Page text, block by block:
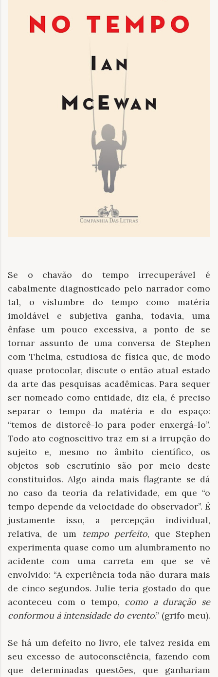
Se o chavão do tempo irrecuperável é
cabalmente diagnosticado pelo narrador como
tal, o vislumbre do tempo como matéria
imoldável e subjetiva ganha, todavia, uma
ênfase um pouco excessiva, a ponto de se
tornar assunto de uma conversa de Stephen
com Thelma, estudiosa de física que, de modo
quase protocolar, discute o então atual estado
da arte das pesquisas acadêmicas. Para sequer
ser nomeado como entidade, diz ela, é preciso
separar o tempo da matéria e do espaço:
“temos de distorcê-lo para poder enxergá-lo”.
Todo ato cognoscitivo traz em si a irrupção do
sujeito e, mesmo no âmbito científico, os
objetos sob escrutínio são por meio deste
constituídos. Algo ainda mais flagrante se dá
no caso da teoria da relatividade, em que “o
tempo depende da velocidade do observador”. É
justamente isso, a percepção individual,
relativa, de um tempo perfeito, que Stephen
experimenta quase como um alumbramento no
acidente com uma carreta em que se vê
envolvido: “A experiência toda não durara mais
de cinco segundos. Julie teria gostado do que
aconteceu com o tempo, como a duração se
conformou à intensidade do evento.” (grifo meu).
Se há um defeito no livro, ele talvez resida em
seu excesso de autoconsciência, fazendo com
que determinadas questões, que ganhariam